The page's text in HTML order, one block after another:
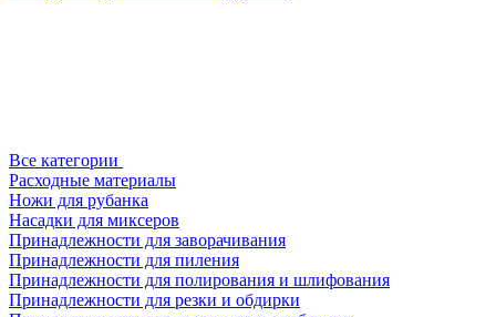
Все категории
Расходные материалы
Ножи для рубанка
Насадки для миксеров
Принадлежности для заворачивания
Принадлежности для пиления
Принадлежности для полирования и шлифования
Принадлежности для резки и обдирки